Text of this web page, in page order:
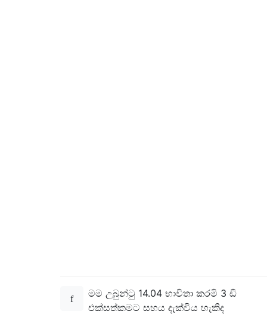
මම උබුන්ටු 14.04 භාවිතා කරමි 3 ඩී
එක්සත්කමට සහය දැක්විය හැකිද